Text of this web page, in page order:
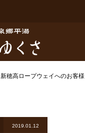
新穂高ロープウェイへのお客様
2019.01.12